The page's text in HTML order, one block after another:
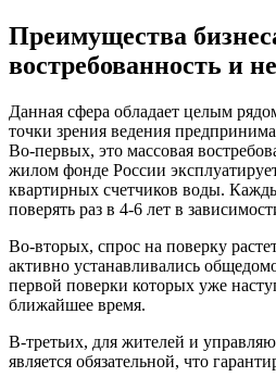
Преимущества
востребованность и
Данная сфера обладает целым
точки зрения ведения
Во-первых, это массовая
жилом фонде России
квартирных счетчиков воды.
поверять раз в 4-6 лет в
Во-вторых, спрос на поверку
активно устанавливались
первой поверки которых уже
ближайшее время.
В-третьих, для жителей и
является обязательной, что